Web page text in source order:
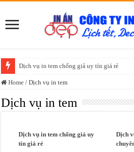
Dịch vụ in tem chống giả uy tín giá rẻ
Home / Dịch vụ in tem
Dịch vụ in tem
Dịch vụ in tem chống giả uy
tín giá rẻ
Dịch